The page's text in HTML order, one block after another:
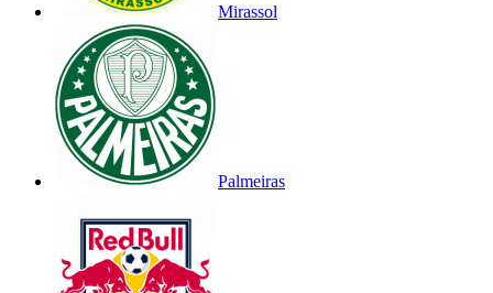
Mirassol
Palmeiras